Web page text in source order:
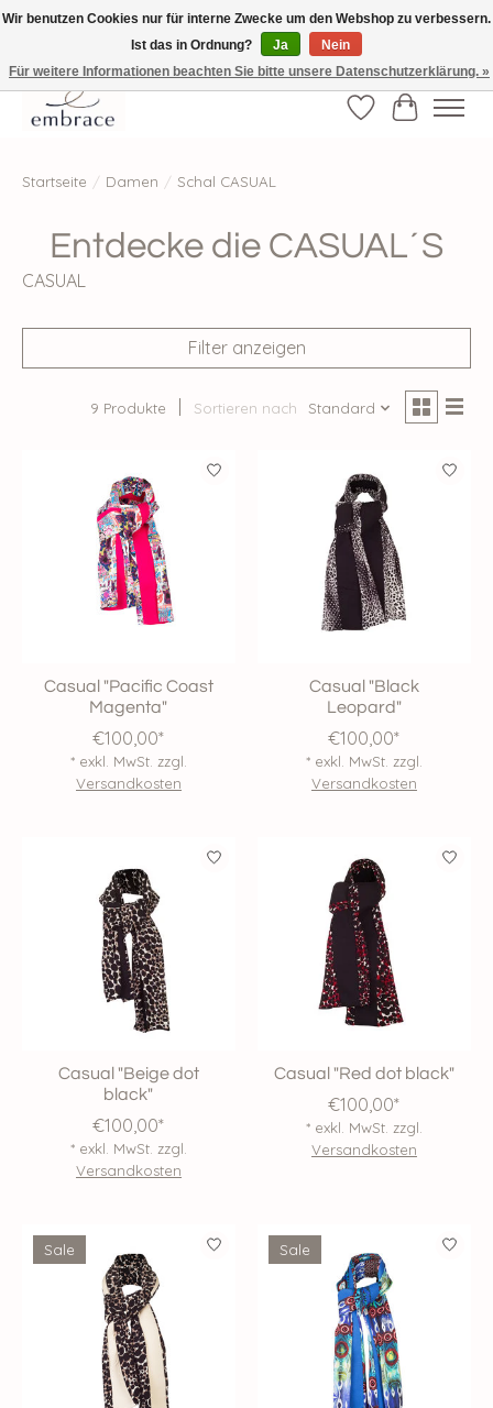
√ Versandkostenfrei ab € 40-, √ Made with Love and Happiness √Exklusiv und
nur hier im Onlineshop √high-quality & long-lasting fashion
Wunschzettel
Ihr
Startseite / Damen / Schal CASUAL
Entdecke die CASUAL´S
CASUAL
Filter anzeigen
9 Produkte Sortieren nach Standard
Casual "Pacific Coast
Magenta"
€100,00*
* exkl. MwSt. zzgl.
Versandkosten
Casual "Black
Leopard"
€100,00*
* exkl. MwSt. zzgl.
Versandkosten
Casual "Beige dot
black"
€100,00*
* exkl. MwSt. zzgl.
Versandkosten
Casual "Red dot black"
€100,00*
* exkl. MwSt. zzgl.
Versandkosten
Sale Sale
Wir benutzen Cookies nur für interne Zwecke um den Webshop zu verbessern.
Ist das in Ordnung?
Ja
Nein
Für weitere Informationen beachten Sie bitte unsere Datenschutzerklärung. »